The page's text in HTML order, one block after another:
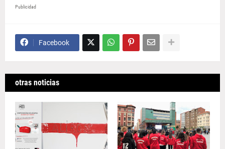
Publicidad
Facebook
otras noticias